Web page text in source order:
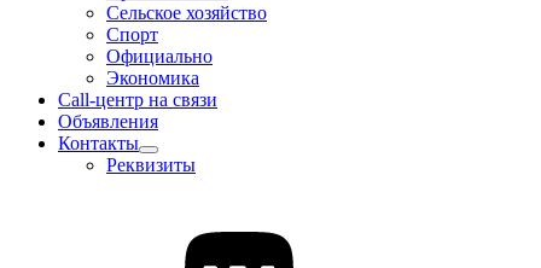
Сельское хозяйство
Спорт
Официально
Экономика
Call-центр на связи
Объявления
Контакты
Реквизиты